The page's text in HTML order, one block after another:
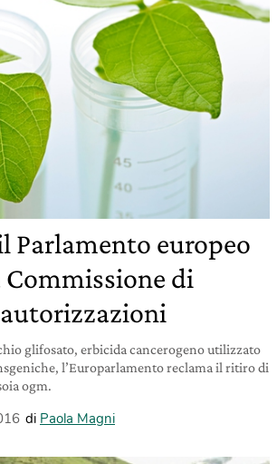
Parlamento europeo
Commissione di
glifosato, erbicida cancerogeno utilizzato
l’Europarlamento reclama il ritiro di
ogm.
di Paola Magni